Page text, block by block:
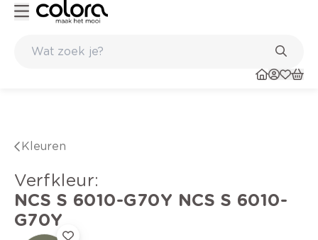
Kleuren
verfkleur:
NCS S 6010-G70Y NCS S 6010-
G70Y